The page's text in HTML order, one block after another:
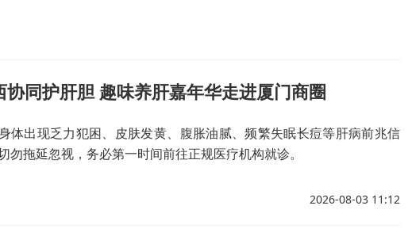
协同护肝胆 趣味养肝嘉年华走进厦门商圈
体出现乏力犯困、皮肤发黄、腹胀油腻、频繁失眠长痘等肝病前兆信
勿拖延忽视，务必第一时间前往正规医疗机构就诊。
2026-08-03 11:12